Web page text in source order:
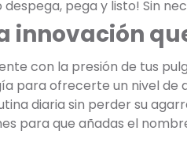
pega y listo! Sin
innovación
con la presión de tus
para ofrecerte un nivel de
diaria sin perder su
para que añadas el